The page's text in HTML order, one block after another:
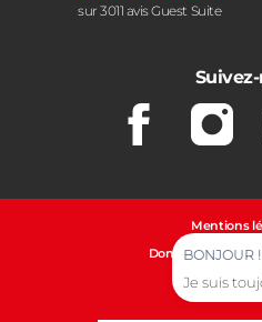
sur 3011 avis Guest Suite
Facebook
Mentions
Données
Gestion
BONJOUR !
Je suis